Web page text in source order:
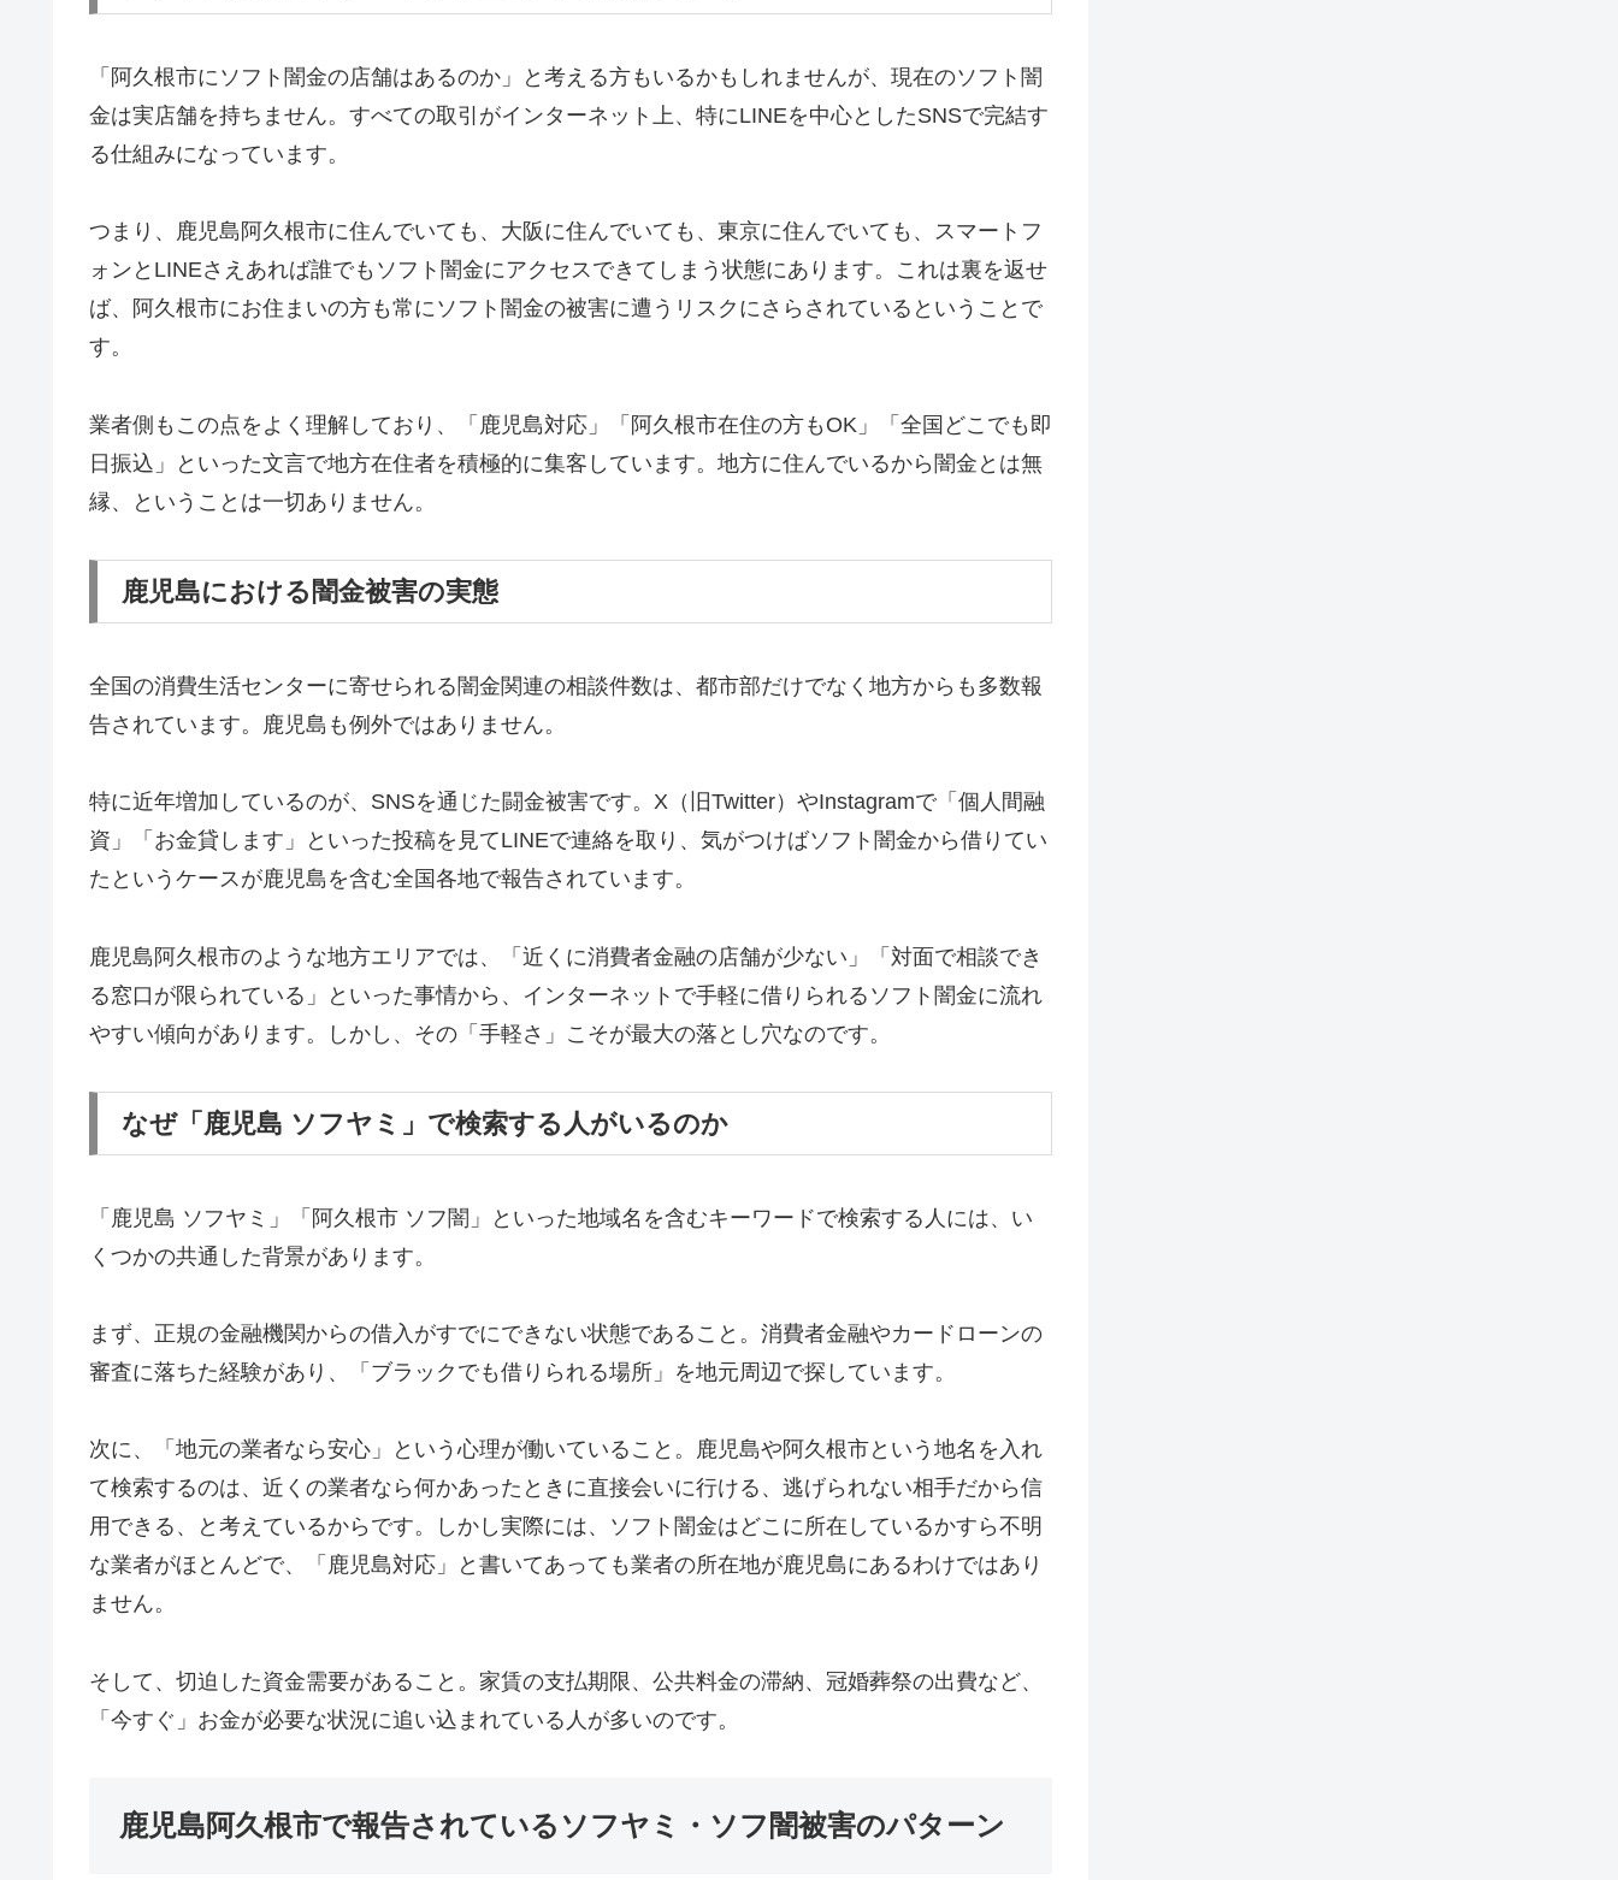
「阿久根市にソフト闇金の店舗はあるのか」と考える方もいるかもしれませんが、現在のソフト闇
金は実店舗を持ちません。すべての取引がインターネット上、特にLINEを中心としたSNSで完結す
る仕組みになっています。
つまり、鹿児島阿久根市に住んでいても、大阪に住んでいても、東京に住んでいても、スマートフ
ォンとLINEさえあれば誰でもソフト闇金にアクセスできてしまう状態にあります。これは裏を返せ
ば、阿久根市にお住まいの方も常にソフト闇金の被害に遭うリスクにさらされているということで
す。
業者側もこの点をよく理解しており、「鹿児島対応」「阿久根市在住の方もOK」「全国どこでも即
日振込」といった文言で地方在住者を積極的に集客しています。地方に住んでいるから闇金とは無
縁、ということは一切ありません。
鹿児島における闇金被害の実態
全国の消費生活センターに寄せられる闇金関連の相談件数は、都市部だけでなく地方からも多数報
告されています。鹿児島も例外ではありません。
特に近年増加しているのが、SNSを通じた闘金被害です。X（旧Twitter）やInstagramで「個人間融
資」「お金貸します」といった投稿を見てLINEで連絡を取り、気がつけばソフト闇金から借りてい
たというケースが鹿児島を含む全国各地で報告されています。
鹿児島阿久根市のような地方エリアでは、「近くに消費者金融の店舗が少ない」「対面で相談でき
る窓口が限られている」といった事情から、インターネットで手軽に借りられるソフト闇金に流れ
やすい傾向があります。しかし、その「手軽さ」こそが最大の落とし穴なのです。
なぜ「鹿児島 ソフヤミ」で検索する人がいるのか
「鹿児島 ソフヤミ」「阿久根市 ソフ闇」といった地域名を含むキーワードで検索する人には、い
くつかの共通した背景があります。
まず、正規の金融機関からの借入がすでにできない状態であること。消費者金融やカードローンの
審査に落ちた経験があり、「ブラックでも借りられる場所」を地元周辺で探しています。
次に、「地元の業者なら安心」という心理が働いていること。鹿児島や阿久根市という地名を入れ
て検索するのは、近くの業者なら何かあったときに直接会いに行ける、逃げられない相手だから信
用できる、と考えているからです。しかし実際には、ソフト闇金はどこに所在しているかすら不明
な業者がほとんどで、「鹿児島対応」と書いてあっても業者の所在地が鹿児島にあるわけではあり
ません。
そして、切迫した資金需要があること。家賃の支払期限、公共料金の滞納、冠婚葬祭の出費など、
「今すぐ」お金が必要な状況に追い込まれている人が多いのです。
鹿児島阿久根市で報告されているソフヤミ・ソフ闇被害のパターン